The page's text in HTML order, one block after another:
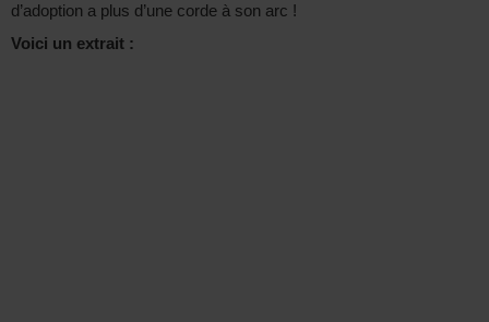
d’adoption a plus d’une corde à son arc !
Voici un extrait :